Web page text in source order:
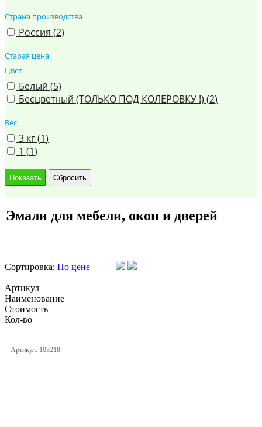
Страна производства
Россия (2)
Старая цена
Цвет
Белый (5)
Бесцветный (ТОЛЬКО ПОД КОЛЕРОВКУ !) (2)
Вес
3 кг (1)
1 (1)
Эмали для мебели, окон и дверей
Сортировка: По цене
Артикул
Наименование
Стоимость
Кол-во
Артикул: 103218